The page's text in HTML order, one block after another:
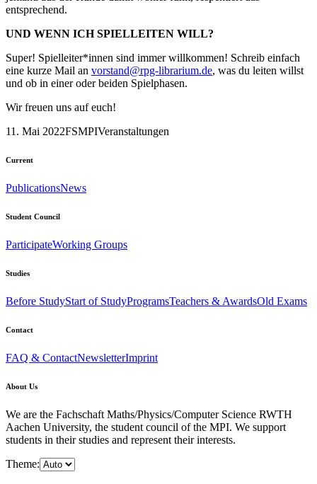
entsprechend.
UND WENN ICH SPIELLEITEN WILL?
Super! Spielleiter*innen sind immer willkommen! Schreib einfach
eine kurze Mail an vorstand@rpg-librarium.de, was du leiten willst
und ob in einer oder beiden Spielphasen.
Wir freuen uns auf euch!
11. Mai 2022FSMPIVeranstaltungen
Current
PublicationsNews
Student Council
ParticipateWorking Groups
Studies
Before StudyStart of StudyProgramsTeachers & AwardsOld Exams
Contact
FAQ & ContactNewsletterImprint
About Us
We are the Fachschaft Maths/Physics/Computer Science RWTH
Aachen University, the student council of the MPI. We support
students in their studies and represent their interests.
Theme: